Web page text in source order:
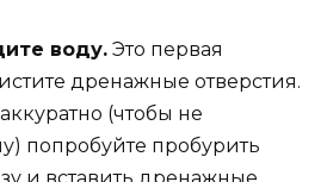
воду. Это первая
дренажные отверстия.
(чтобы не
попробуйте пробурить